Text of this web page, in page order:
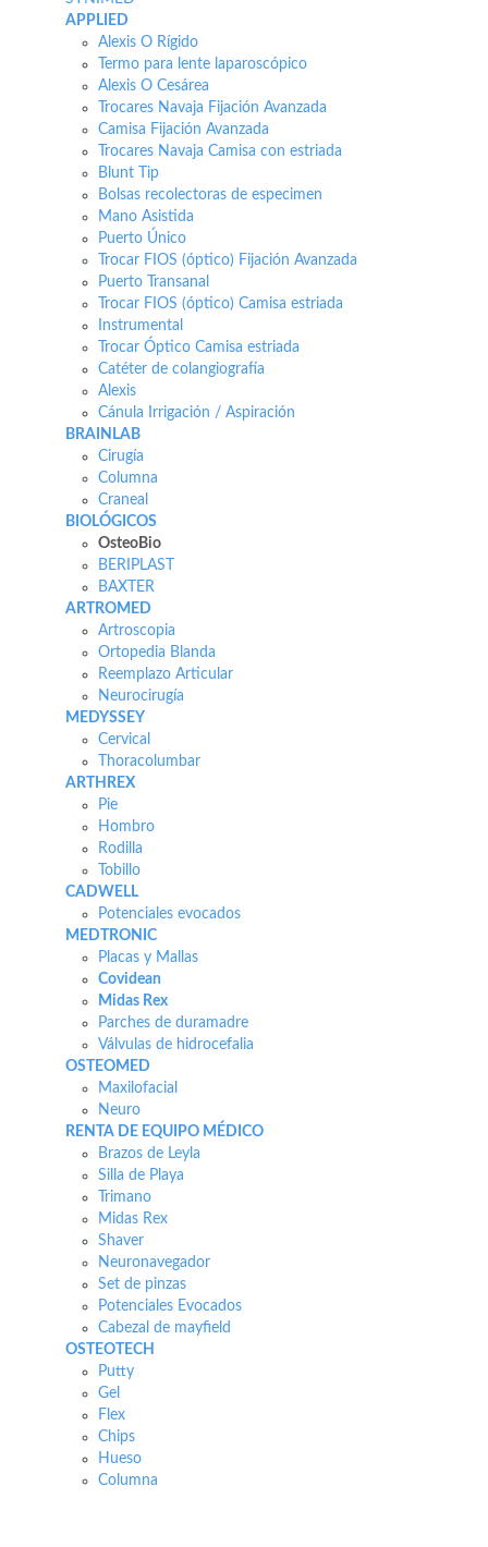
APPLIED
Alexis O Rígido
Termo para lente laparoscópico
Alexis O Cesárea
Trocares Navaja Fijación Avanzada
Camisa Fijación Avanzada
Trocares Navaja Camisa con estriada
Blunt Tip
Bolsas recolectoras de especimen
Mano Asistida
Puerto Único
Trocar FIOS (óptico) Fijación Avanzada
Puerto Transanal
Trocar FIOS (óptico) Camisa estriada
Instrumental
Trocar Óptico Camisa estriada
Catéter de colangiografía
Alexis
Cánula Irrigación / Aspiración
BRAINLAB
Cirugía
Columna
Craneal
BIOLÓGICOS
OsteoBio
BERIPLAST
BAXTER
ARTROMED
Artroscopia
Ortopedia Blanda
Reemplazo Articular
Neurocirugía
MEDYSSEY
Cervical
Thoracolumbar
ARTHREX
Pie
Hombro
Rodilla
Tobillo
CADWELL
Potenciales evocados
MEDTRONIC
Placas y Mallas
Covidean
Midas Rex
Parches de duramadre
Válvulas de hidrocefalia
OSTEOMED
Maxilofacial
Neuro
RENTA DE EQUIPO MÉDICO
Brazos de Leyla
Silla de Playa
Trimano
Midas Rex
Shaver
Neuronavegador
Set de pinzas
Potenciales Evocados
Cabezal de mayfield
OSTEOTECH
Putty
Gel
Flex
Chips
Hueso
Columna